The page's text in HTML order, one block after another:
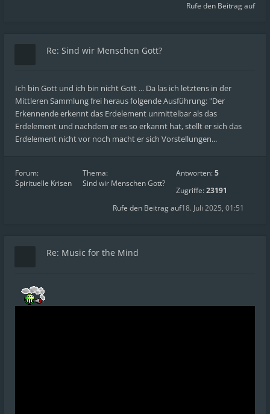
Rufe den Beitrag auf
Re: Sind wir Menschen Gott?
Ich bin Gott und ich bin nicht Gott ... Da las ich letztens in der
Mittleren Sammlung frei heraus folgende Ausführung: "Der
Erkennende erkennt das Erdelement unmittelbar als das
Erdelement und nachdem er es so erkannt hat, stellt er sich das
Erdelement nicht vor noch macht er sich Vorstellungen...
Forum:
Spirituelle Krisen
Thema:
Sind wir Menschen Gott?
Antworten:5
Zugriffe:23191
18. Juli 2025, 01:51
Rufe den Beitrag auf
Re: Music for the Mind